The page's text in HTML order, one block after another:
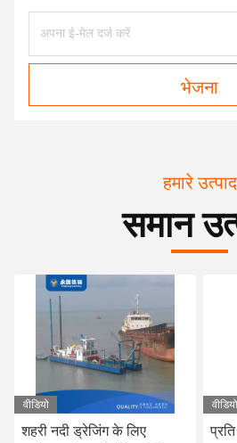
भेजना
हमारे उत्पाद
समान
वीडियो
प्रति घंटे 200 घन मीटर के
वीडियो